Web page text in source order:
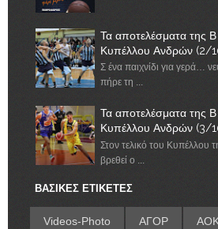
Τα αποτελέσματα της
Κυπέλλου Ανδρών (2/
Σ ένα παιχνίδι για γερά…
πήρε τη ...
Τα αποτελέσματα της
Κυπέλλου Ανδρών (3/
Στον τελικό του Κυπέλλου
βρεθεί ο ...
ΒΑΣΙΚΕΣ ΕΤΙΚΕΤΕΣ
Videos-Photo ΑΓΟΡ